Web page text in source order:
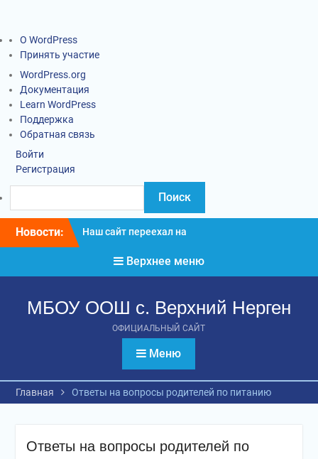
О WordPress
Принять участие
WordPress.org
Документация
Learn WordPress
Поддержка
Обратная связь
Войти
Регистрация
Новости:
Наш сайт переехал на
Информация о введении
карантинных
Социально-
тестирование
обучающихся
Верхнее меню
МБОУ ООШ с. Верхний Нерген
ОФИЦИАЛЬНЫЙ САЙТ
Меню
Главная Ответы на вопросы родителей по питанию
Ответы на вопросы родителей по